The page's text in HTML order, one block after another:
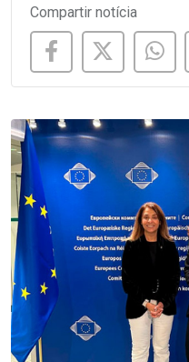
Compartir notícia